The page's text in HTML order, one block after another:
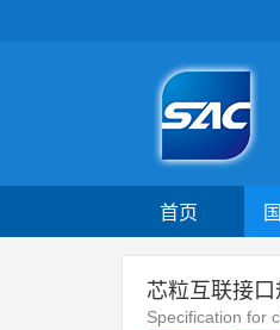
首页
芯粒互联接
Specification for